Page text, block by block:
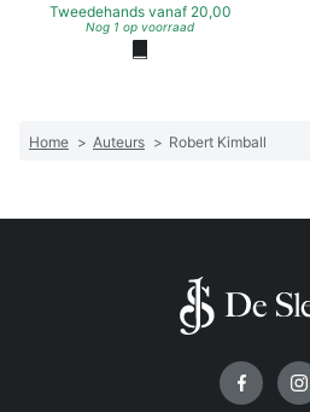
Tweedehands vanaf 20,00
Nog 1 op voorraad
Home > Auteurs > Robert Kimball